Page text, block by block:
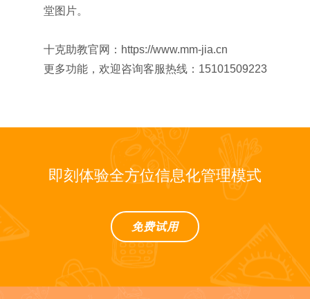
堂图片。
十克助教官网：https://www.mm-jia.cn
更多功能，欢迎咨询客服热线：15101509223
即刻体验全方位信息化管理模式
免费试用